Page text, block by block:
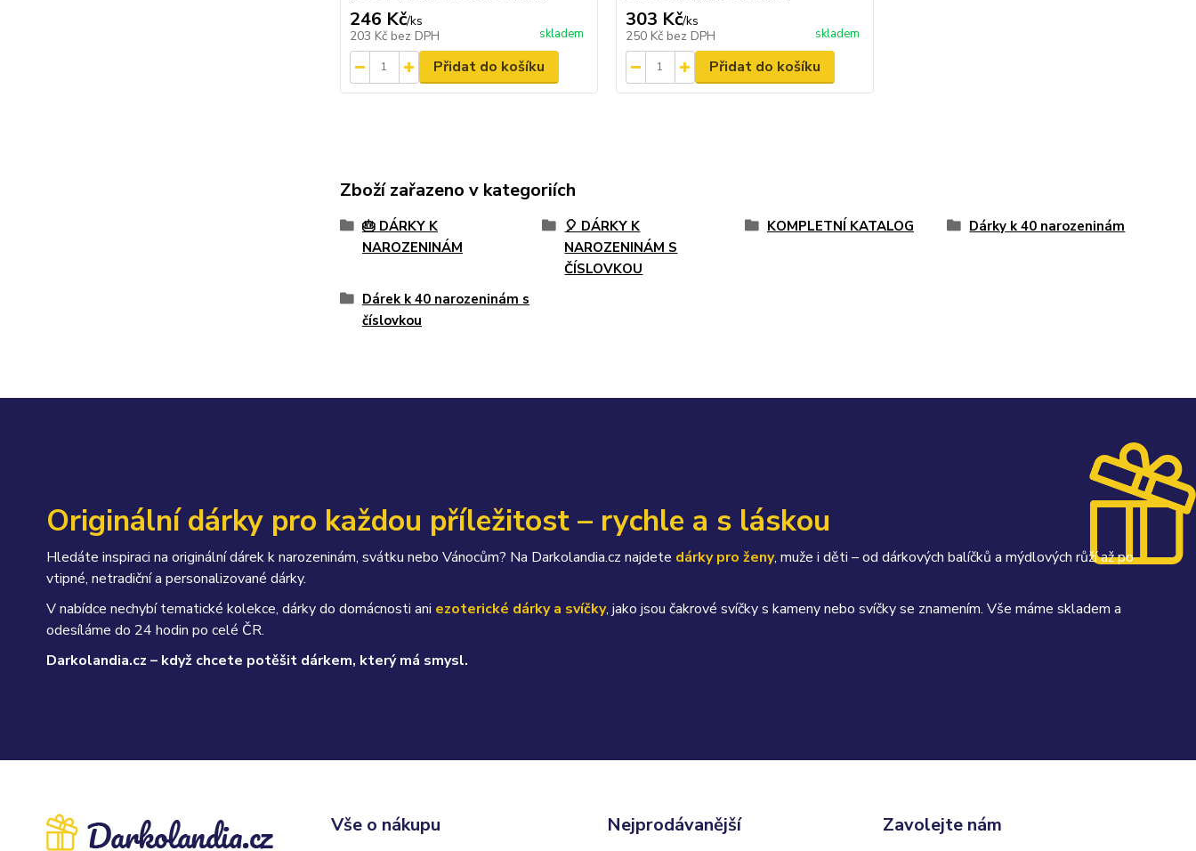
246 Kč/ks
203 Kč bez DPH skladem
Přidat do košíku
303 Kč/ks
250 Kč bez DPH skladem
Přidat do košíku
Zboží zařazeno v kategoriích
🎂 DÁRKY K
NAROZENINÁM
🎈 DÁRKY K
NAROZENINÁM S
ČÍSLOVKOU
KOMPLETNÍ KATALOG Dárky k 40 narozeninám
Dárek k 40 narozeninám s
číslovkou
Originální dárky pro každou příležitost – rychle a s láskou
Hledáte inspiraci na originální dárek k narozeninám, svátku nebo Vánocům? Na Darkolandia.cz najdete dárky pro ženy, muže i děti – od dárkových balíčků a mýdlových růží až po
vtipné, netradiční a personalizované dárky.
V nabídce nechybí tematické kolekce, dárky do domácnosti ani ezoterické dárky a svíčky, jako jsou čakrové svíčky s kameny nebo svíčky se znamením. Vše máme skladem a
odesíláme do 24 hodin po celé ČR.
Darkolandia.cz – když chcete potěšit dárkem, který má smysl.
Vše o nákupu Nejprodávanější Zavolejte nám